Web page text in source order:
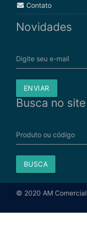
Contato
Novidades
Digite seu e-mail
ENVIAR
Busca no site
Produto ou código
BUSCA
© 2020 AM Comercial